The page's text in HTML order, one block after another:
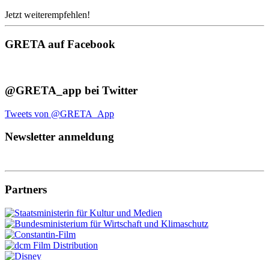
Jetzt weiterempfehlen!
GRETA auf Facebook
@GRETA_app bei Twitter
Tweets von @GRETA_App
Newsletter anmeldung
Partners